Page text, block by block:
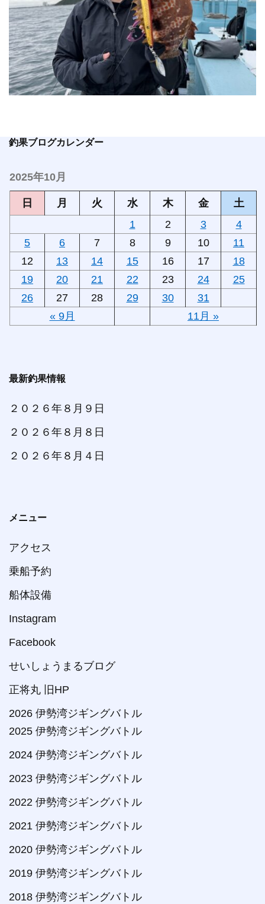
釣果ブログカレンダー
2025年10月
日 月 火 水 木 金 土
« 9月 11月 »
1 2 3
4
5
6 7 8 9 10
11
12
13 14 15 16 17
18
19
20 21 22 23 24
25
26
27 28 29 30 31
最新釣果情報
２０２６年８月９日
２０２６年８月８日
２０２６年８月４日
メニュー
アクセス
乗船予約
船体設備
Instagram
Facebook
せいしょうまるブログ
正将丸 旧HP
2026 伊勢湾ジギングバトル
2025 伊勢湾ジギングバトル
2024 伊勢湾ジギングバトル
2023 伊勢湾ジギングバトル
2022 伊勢湾ジギングバトル
2021 伊勢湾ジギングバトル
2020 伊勢湾ジギングバトル
2019 伊勢湾ジギングバトル
2018 伊勢湾ジギングバトル